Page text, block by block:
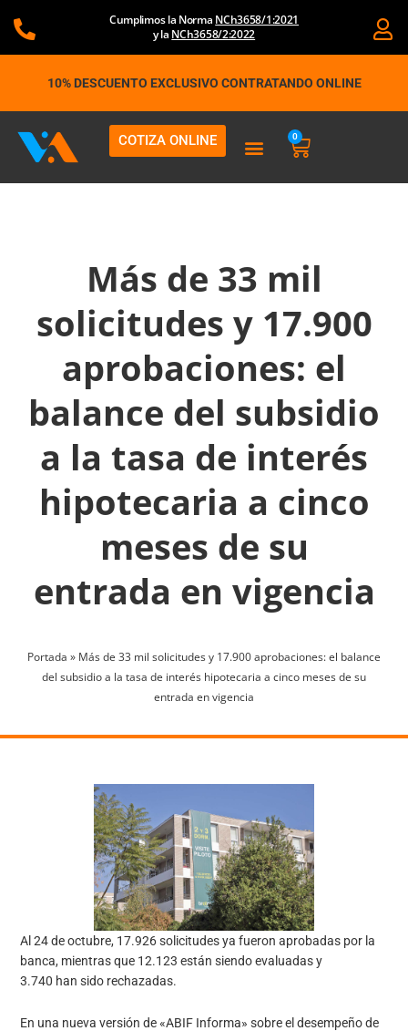
Cumplimos la Norma NCh3658/1:2021
y la NCh3658/2:2022
10% DESCUENTO EXCLUSIVO CONTRATANDO ONLINE
COTIZA ONLINE 0
Carrito
Más de 33 mil
solicitudes y 17.900
aprobaciones: el
balance del subsidio
a la tasa de interés
hipotecaria a cinco
meses de su
entrada en vigencia
Portada » Más de 33 mil solicitudes y 17.900 aprobaciones: el balance
del subsidio a la tasa de interés hipotecaria a cinco meses de su
entrada en vigencia
Al 24 de octubre, 17.926 solicitudes ya fueron aprobadas por la
banca, mientras que 12.123 están siendo evaluadas y
3.740 han sido rechazadas.
En una nueva versión de «ABIF Informa» sobre el desempeño de